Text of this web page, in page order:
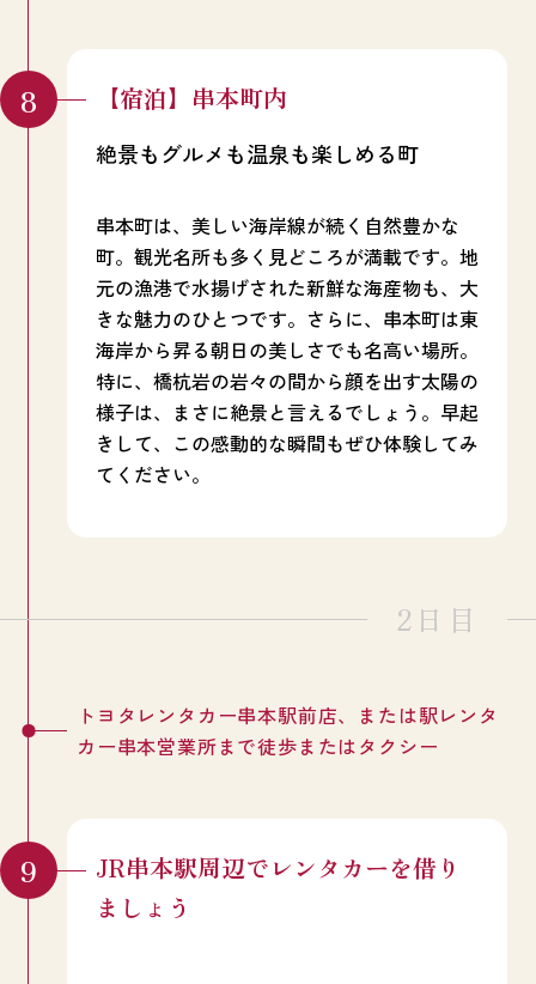
【宿泊】串本町内
絶景もグルメも温泉も楽しめる町
串本町は、美しい海岸線が続く自然豊かな
町。観光名所も多く見どころが満載です。地
元の漁港で水揚げされた新鮮な海産物も、大
きな魅力のひとつです。さらに、串本町は東
海岸から昇る朝日の美しさでも名高い場所。
特に、橋杭岩の岩々の間から顔を出す太陽の
様子は、まさに絶景と言えるでしょう。早起
きして、この感動的な瞬間もぜひ体験してみ
てください。
2日目
トヨタレンタカー串本駅前店、または駅レンタ
カー串本営業所まで徒歩またはタクシー
JR串本駅周辺でレンタカーを借り
ましょう